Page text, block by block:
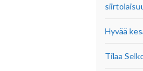
Hyvää
Tilaa